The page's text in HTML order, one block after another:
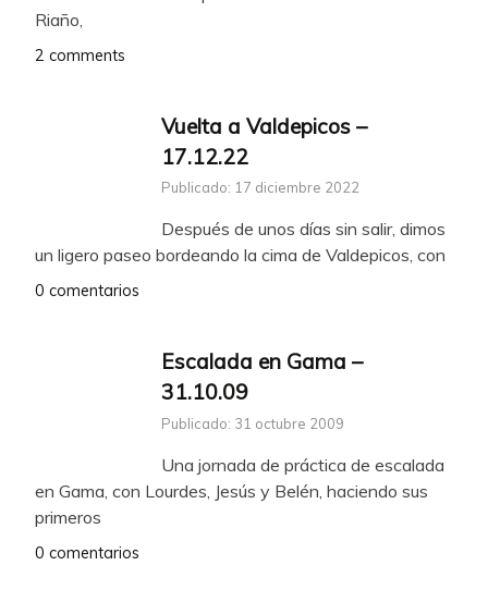
Riaño,
2 comments
Vuelta a Valdepicos –
17.12.22
Publicado: 17 diciembre 2022
Después de unos días sin salir, dimos
un ligero paseo bordeando la cima de Valdepicos, con
0 comentarios
Escalada en Gama –
31.10.09
Publicado: 31 octubre 2009
Una jornada de práctica de escalada
en Gama, con Lourdes, Jesús y Belén, haciendo sus
primeros
0 comentarios